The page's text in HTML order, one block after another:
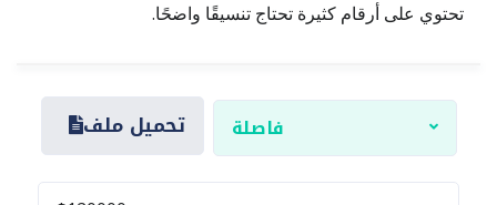
تحتوي على أرقام كثيرة تحتاج تنسيقًا واضحًا.
تحميل ملف فاصلة